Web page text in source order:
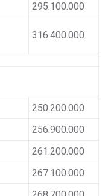
295.100.000
316.400.000
250.200.000
256.900.000
261.200.000
267.100.000